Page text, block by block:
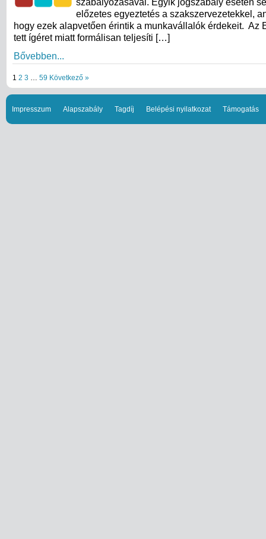
előzetes egyeztetés a szakszervezetekkel,
hogy ezek alapvetően érintik a munkavállalók érdekeit. Az
tett ígéret miatt formálisan teljesíti […]
Bővebben...
1 2 3 59 Következő »
Impresszum Alapszabály Tagdíj Belépési nyilatkozat Támogatás